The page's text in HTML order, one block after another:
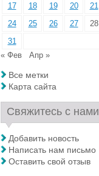
17
18 19 20 21
24
25 26 27 28
31
« Фев
Апр »
Все метки
Карта сайта
Свяжитесь с нами
Добавить новость
Написать нам письмо
Оставить свой отзыв